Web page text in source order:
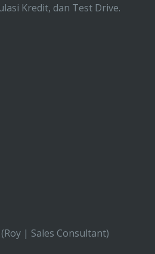
Kredit, dan Test Drive.
| Sales Consultant)